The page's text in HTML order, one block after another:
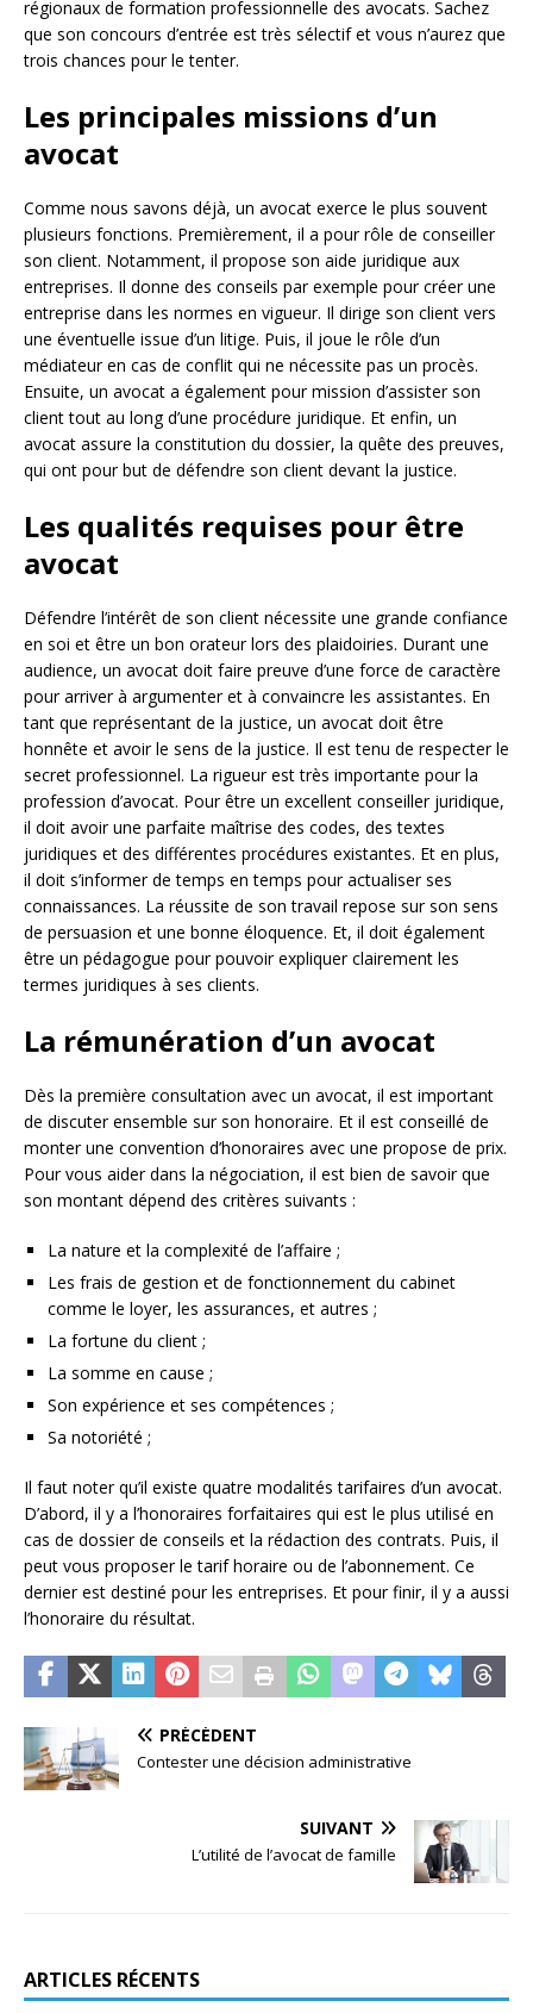
régionaux de formation professionnelle des avocats. Sachez
que son concours d’entrée est très sélectif et vous n’aurez que
trois chances pour le tenter.
Les principales missions d’un
avocat
Comme nous savons déjà, un avocat exerce le plus souvent
plusieurs fonctions. Premièrement, il a pour rôle de conseiller
son client. Notamment, il propose son aide juridique aux
entreprises. Il donne des conseils par exemple pour créer une
entreprise dans les normes en vigueur. Il dirige son client vers
une éventuelle issue d’un litige. Puis, il joue le rôle d’un
médiateur en cas de conflit qui ne nécessite pas un procès.
Ensuite, un avocat a également pour mission d’assister son
client tout au long d’une procédure juridique. Et enfin, un
avocat assure la constitution du dossier, la quête des preuves,
qui ont pour but de défendre son client devant la justice.
Les qualités requises pour être
avocat
Défendre l’intérêt de son client nécessite une grande confiance
en soi et être un bon orateur lors des plaidoiries. Durant une
audience, un avocat doit faire preuve d’une force de caractère
pour arriver à argumenter et à convaincre les assistantes. En
tant que représentant de la justice, un avocat doit être
honnête et avoir le sens de la justice. Il est tenu de respecter le
secret professionnel. La rigueur est très importante pour la
profession d’avocat. Pour être un excellent conseiller juridique,
il doit avoir une parfaite maîtrise des codes, des textes
juridiques et des différentes procédures existantes. Et en plus,
il doit s’informer de temps en temps pour actualiser ses
connaissances. La réussite de son travail repose sur son sens
de persuasion et une bonne éloquence. Et, il doit également
être un pédagogue pour pouvoir expliquer clairement les
termes juridiques à ses clients.
La rémunération d’un avocat
Dès la première consultation avec un avocat, il est important
de discuter ensemble sur son honoraire. Et il est conseillé de
monter une convention d’honoraires avec une propose de prix.
Pour vous aider dans la négociation, il est bien de savoir que
son montant dépend des critères suivants :
La nature et la complexité de l’affaire ;
Les frais de gestion et de fonctionnement du cabinet
comme le loyer, les assurances, et autres ;
La fortune du client ;
La somme en cause ;
Son expérience et ses compétences ;
Sa notoriété ;
Il faut noter qu’il existe quatre modalités tarifaires d’un avocat.
D’abord, il y a l’honoraires forfaitaires qui est le plus utilisé en
cas de dossier de conseils et la rédaction des contrats. Puis, il
peut vous proposer le tarif horaire ou de l’abonnement. Ce
dernier est destiné pour les entreprises. Et pour finir, il y a aussi
l’honoraire du résultat.
PRÉCÉDENT
Contester une décision administrative
SUIVANT
L’utilité de l’avocat de famille
ARTICLES RÉCENTS